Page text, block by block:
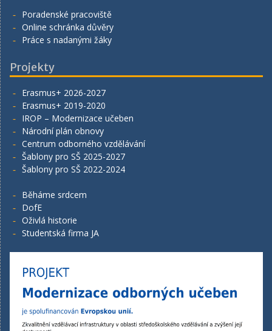
Poradenské pracoviště
Online schránka důvěry
Práce s nadanými žáky
Projekty
Erasmus+ 2026-2027
Erasmus+ 2019-2020
IROP – Modernizace učeben
Národní plán obnovy
Centrum odborného vzdělávání
Šablony pro SŠ 2025-2027
Šablony pro SŠ 2022-2024
Běháme srdcem
DofE
Oživlá historie
Studentská firma JA